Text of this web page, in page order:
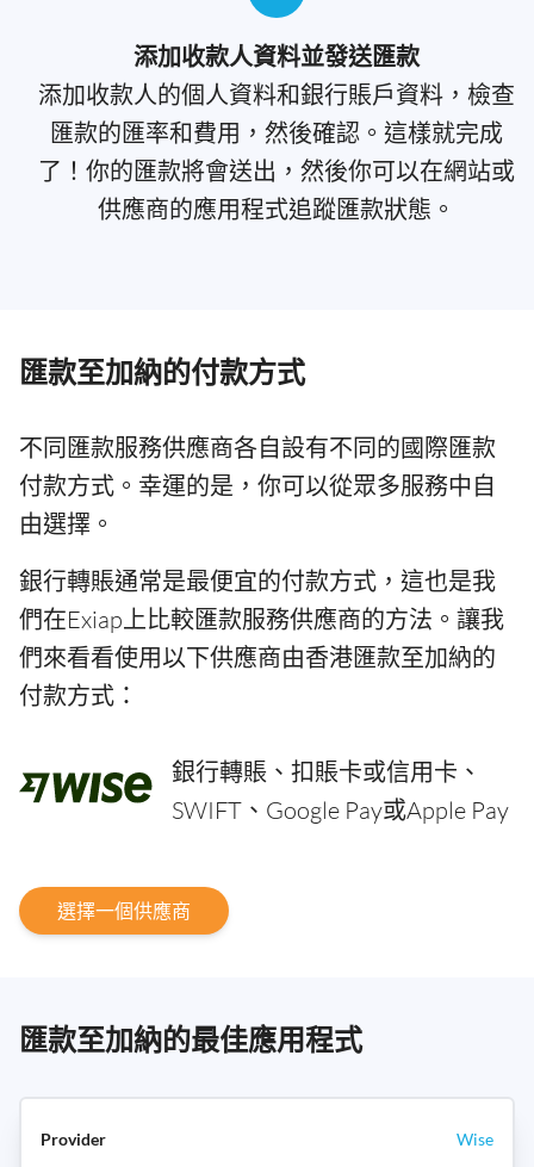
添加收款人資料並發送匯款
添加收款人的個人資料和銀行賬戶資料，檢查
匯款的匯率和費用，然後確認。這樣就完成
了！你的匯款將會送出，然後你可以在網站或
供應商的應用程式追蹤匯款狀態。
匯款至加納的付款方式
不同匯款服務供應商各自設有不同的國際匯款
付款方式。幸運的是，你可以從眾多服務中自
由選擇。
銀行轉賬通常是最便宜的付款方式，這也是我
們在Exiap上比較匯款服務供應商的方法。讓我
們來看看使用以下供應商由香港匯款至加納的
付款方式：
銀行轉賬、扣賬卡或信用卡、
SWIFT、Google Pay或Apple Pay
選擇一個供應商
匯款至加納的最佳應用程式
Wise